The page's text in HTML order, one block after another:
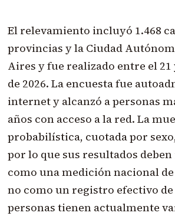
El relevamiento incluyó 1.468
provincias y la Ciudad
Aires y fue realizado entre el 21
de 2026. La encuesta fue
internet y alcanzó a personas
años con acceso a la red. La
probabilística, cuotada por
por lo que sus resultados
como una medición nacional
no como un registro efectivo
personas tienen actualmente